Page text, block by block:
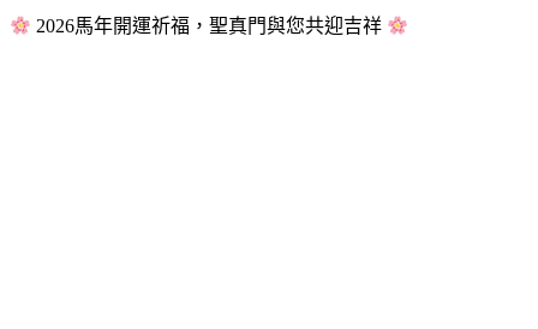
2026馬年開運祈福，聖真門與您共迎吉祥